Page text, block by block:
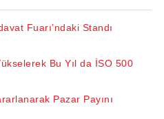
Fuarı’ndaki Standı
Bu Yıl da İSO 500
Pazar Payını